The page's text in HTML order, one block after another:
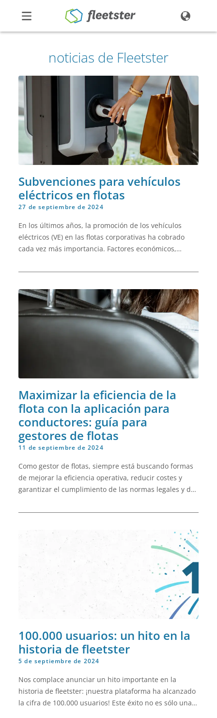
Noticias
Contacto
Demo Ingresar
noticias de Fleetster
Subvenciones para vehículos
eléctricos en flotas
27 de septiembre de 2024
En los últimos años, la promoción de los vehículos
eléctricos (VE) en las flotas corporativas ha cobrado
cada vez más importancia. Factores económicos,
empresas a realizar la transición de sus flotas a la
el panorama de las subvenciones y los avances
tecnológicos, surge la pregunta: ¿sigue mereciendo la
pena la inversión en vehículos eléctricos para las
Maximizar la eficiencia de la
flota con la aplicación para
conductores: guía para
gestores de flotas
11 de septiembre de 2024
Como gestor de flotas, siempre está buscando formas
de mejorar la eficiencia operativa, reducir costes y
garantizar el cumplimiento de las normas legales y de
marcar la diferencia, y una aplicación específica para
poderoso aliado para lograr estos objetivos
100.000 usuarios: un hito en la
historia de fleetster
5 de septiembre de 2024
Nos complace anunciar un hito importante en la
historia de fleetster: ¡nuestra plataforma ha alcanzado
la cifra de 100.000 usuarios! Este éxito no es sólo una